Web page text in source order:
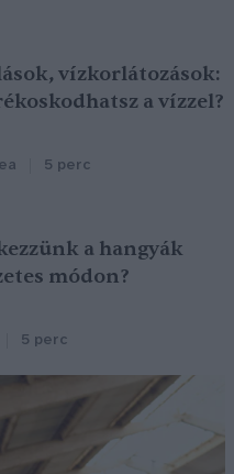
vízkorlátozások:
a vízzel?
5 perc
a hangyák
módon?
5 perc